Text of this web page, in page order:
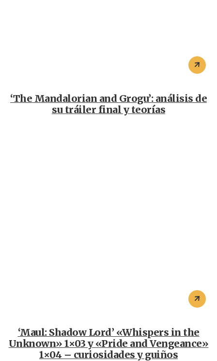
‘The Mandalorian and Grogu’: análisis de
su tráiler final y teorías
‘Maul: Shadow Lord’ «Whispers in the
Unknown» 1×03 y «Pride and Vengeance»
1×04 – curiosidades y guiños